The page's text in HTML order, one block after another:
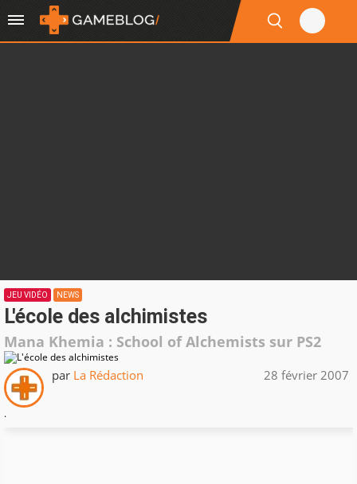
JEU VIDÉO NEWS
L'école des alchimistes
Mana Khemia : School of Alchemists sur PS2
par La Rédaction 28 février 2007
.